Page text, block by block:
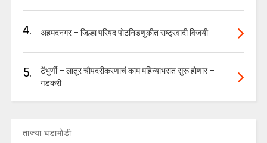
4. अहमदनगर – जिल्हा परिषद पोटनिडणुकीत राष्ट्रवादी विजयी
5.
टेंभुर्णी – लातूर चौपदरीकरणाचं काम महिन्याभरात सुरू होणार –
गडकरी
ताज्या घडामोडी